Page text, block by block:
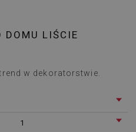
DOMU LIŚCIE
w dekoratorstwie.
1